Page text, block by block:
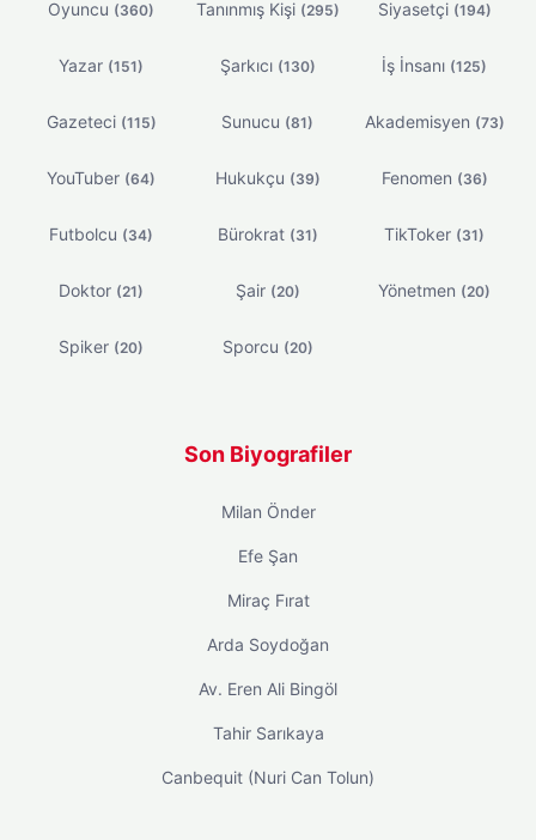
Oyuncu (360) Tanınmış Kişi (295) Siyasetçi (194)
Yazar (151) Şarkıcı (130) İş İnsanı (125)
Gazeteci (115) Sunucu (81) Akademisyen (73)
YouTuber (64) Hukukçu (39) Fenomen (36)
Futbolcu (34) Bürokrat (31) TikToker (31)
Doktor (21) Şair (20) Yönetmen (20)
Spiker (20) Sporcu (20)
Son Biyografiler
Milan Önder
Efe Şan
Miraç Fırat
Arda Soydoğan
Av. Eren Ali Bingöl
Tahir Sarıkaya
Canbequit (Nuri Can Tolun)